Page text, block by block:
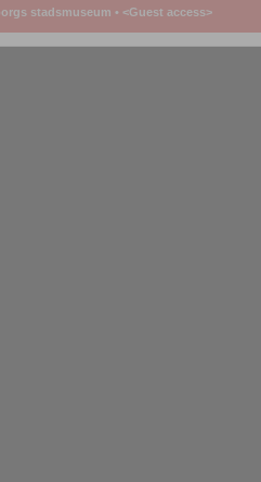
stadsmuseum • <Guest access>